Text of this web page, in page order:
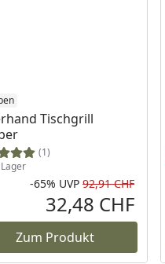
Preis
Tischgrill
(1)
am Lager
-65% UVP 92,91 CHF
32,48 CHF
Zum Produkt